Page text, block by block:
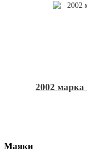
2002 марка
Маяки